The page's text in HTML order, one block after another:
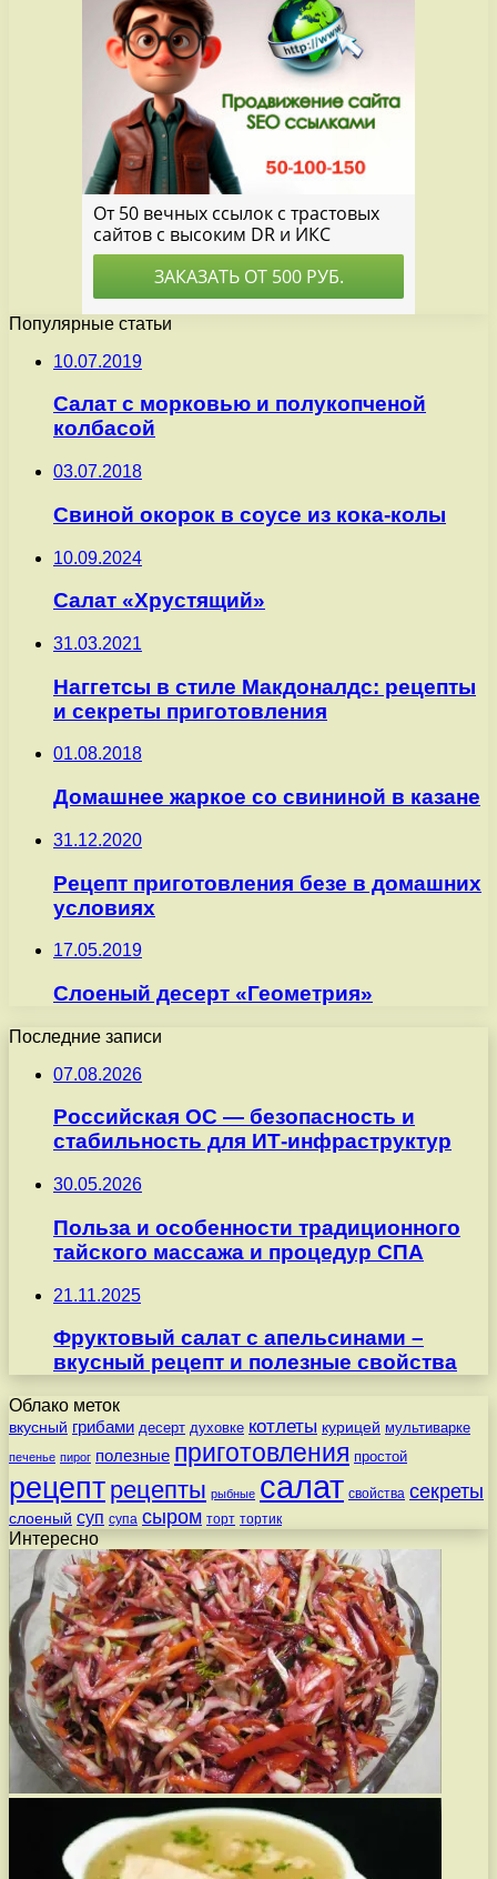
Популярные статьи
10.07.2019
Салат с морковью и полукопченой
колбасой
03.07.2018
Свиной окорок в соусе из кока-колы
10.09.2024
Салат «Хрустящий»
31.03.2021
Наггетсы в стиле Макдоналдс: рецепты
и секреты приготовления
01.08.2018
Домашнее жаркое со свининой в казане
31.12.2020
Рецепт приготовления безе в домашних
условиях
17.05.2019
Слоеный десерт «Геометрия»
Последние записи
07.08.2026
Российская ОС — безопасность и
стабильность для ИТ-инфраструктур
30.05.2026
Польза и особенности традиционного
тайского массажа и процедур СПА
21.11.2025
Фруктовый салат с апельсинами –
вкусный рецепт и полезные свойства
Облако меток
вкусный грибами десерт духовке котлеты курицей мультиварке
печенье пирог полезные приготовления простой
рецепт рецепты рыбные салат свойства секреты
слоеный суп супа сыром торт тортик
Интересно